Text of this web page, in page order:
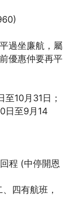
過坐廉航，屬
優惠仲要再平
10月31日；
日至9月14
程 (中停開恩
四有航班，